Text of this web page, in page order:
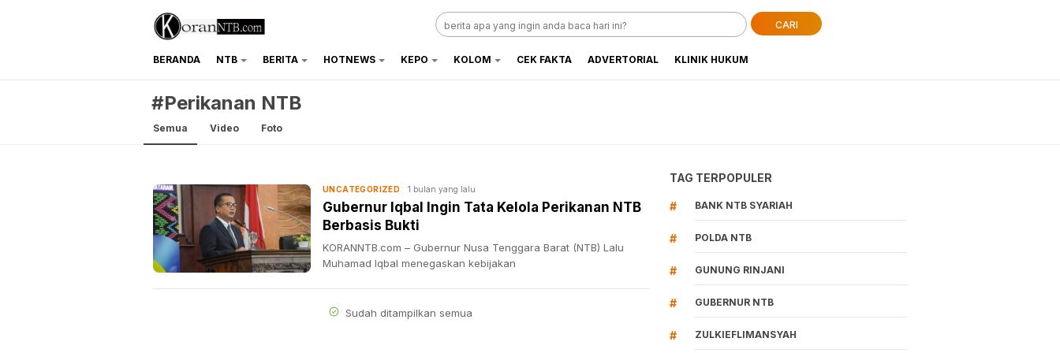
koranntb.com
CARI
BERANDA NTB BERITA HOTNEWS KEPO KOLOM CEK FAKTA ADVERTORIAL KLINIK HUKUM
#Perikanan NTB
Semua Video Foto
UNCATEGORIZED 1 bulan yang lalu
Gubernur Iqbal Ingin Tata Kelola Perikanan NTB
Berbasis Bukti
KORANNTB.com – Gubernur Nusa Tenggara Barat (NTB) Lalu
Muhamad Iqbal menegaskan kebijakan
Sudah ditampilkan semua
TAG TERPOPULER
# BANK NTB SYARIAH
# POLDA NTB
# GUNUNG RINJANI
# GUBERNUR NTB
# ZULKIEFLIMANSYAH